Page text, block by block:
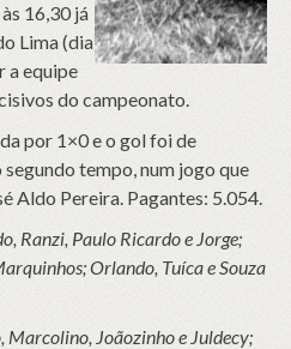
16,30 já
Lima (dia
a equipe
do campeonato.
por 1×0 e o gol foi de
tempo, num jogo que
Aldo Pereira. Pagantes: 5.054.
Ranzi, Paulo Ricardo e Jorge;
Orlando, Tuíca e Souza
Marcolino, Joãozinho e Juldecy;